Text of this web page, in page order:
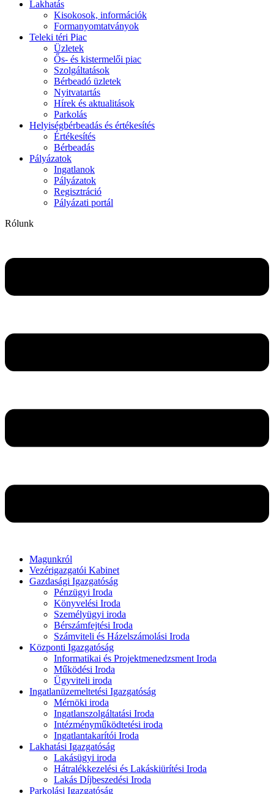
Lakhatás
Kisokosok, információk
Formanyomtatványok
Teleki téri Piac
Üzletek
Ős- és kistermelői piac
Szolgáltatások
Bérbeadó üzletek
Nyitvatartás
Hírek és aktualitások
Parkolás
Helyiségbérbeadás és értékesítés
Értékesítés
Bérbeadás
Pályázatok
Ingatlanok
Pályázatok
Regisztráció
Pályázati portál
Rólunk
Magunkról
Vezérigazgatói Kabinet
Gazdasági Igazgatóság
Pénzügyi Iroda
Könyvelési Iroda
Személyügyi iroda
Bérszámfejtési Iroda
Számviteli és Házelszámolási Iroda
Központi Igazgatóság
Informatikai és Projektmenedzsment Iroda
Működési Iroda
Ügyviteli iroda
Ingatlanüzemeltetési Igazgatóság
Mérnöki iroda
Ingatlanszolgáltatási Iroda
Intézményműködtetési iroda
Ingatlantakarítói Iroda
Lakhatási Igazgatóság
Lakásügyi iroda
Hátralékkezelési és Lakáskiürítési Iroda
Lakás Díjbeszedési Iroda
Parkolási Igazgatóság